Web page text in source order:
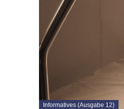
Informatives (Ausgabe 12)